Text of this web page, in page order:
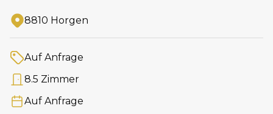
Adresse
8810 Horgen
Preis
Auf Anfrage
Anzahl Zimmer
8.5 Zimmer
Verfügbar ab
Auf Anfrage